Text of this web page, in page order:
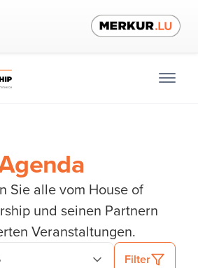
Sie alle vom House of
und seinen Partnern
Veranstaltungen.
Filter